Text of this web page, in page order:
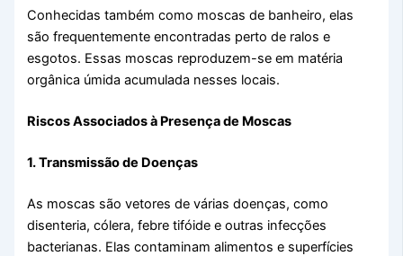
Conhecidas também como moscas de banheiro, elas
são frequentemente encontradas perto de ralos e
esgotos. Essas moscas reproduzem-se em matéria
orgânica úmida acumulada nesses locais.
Riscos Associados à Presença de Moscas
1. Transmissão de Doenças
As moscas são vetores de várias doenças, como
disenteria, cólera, febre tifóide e outras infecções
bacterianas. Elas contaminam alimentos e superfícies